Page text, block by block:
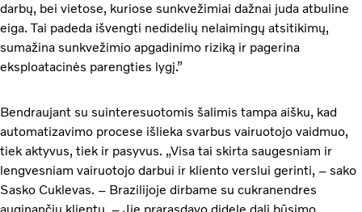
darbų, bei vietose, kuriose sunkvežimiai dažnai juda atbuline
eiga. Tai padeda išvengti nedidelių nelaimingų atsitikimų,
sumažina sunkvežimio apgadinimo riziką ir pagerina
eksploatacinės parengties lygį.”
Bendraujant su suinteresuotomis šalimis tampa aišku, kad
automatizavimo procese išlieka svarbus vairuotojo vaidmuo,
tiek aktyvus, tiek ir pasyvus. „Visa tai skirta saugesniam ir
lengvesniam vairuotojo darbui ir kliento verslui gerinti, – sako
Sasko Cuklevas. – Brazilijoje dirbame su cukranendres